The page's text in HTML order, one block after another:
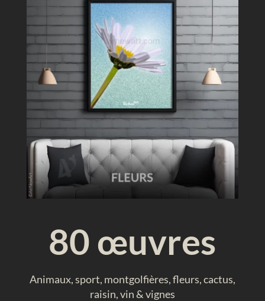
80 œuvres
Animaux, sport, montgolfières, fleurs, cactus,
raisin, vin & vignes